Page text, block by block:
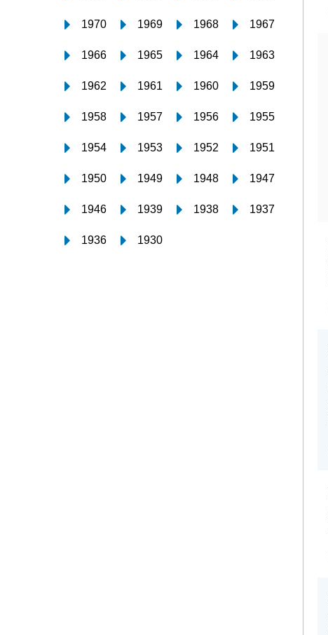
1970 1969 1968 1967
1966 1965 1964 1963
1962 1961 1960 1959
1958 1957 1956 1955
1954 1953 1952 1951
1950 1949 1948 1947
1946 1939 1938 1937
1936 1930